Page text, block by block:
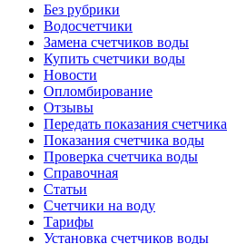
Без рубрики
Водосчетчики
Замена счетчиков воды
Купить счетчики воды
Новости
Опломбирование
Отзывы
Передать показания счетчика
Показания счетчика воды
Проверка счетчика воды
Справочная
Статьи
Счетчики на воду
Тарифы
Установка счетчиков воды